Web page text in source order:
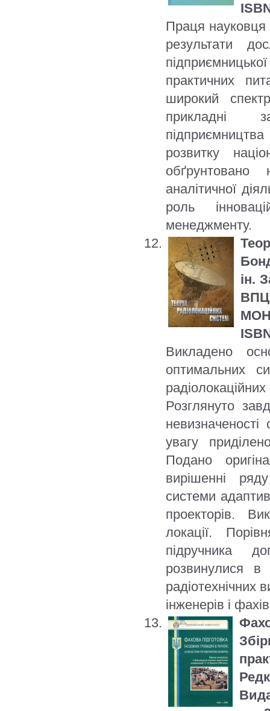
Праця науковця
результати
практичних
широкий
прикладні
розвитку
обґрунтовано
аналітичної
роль
менеджменту.
ін.
ВПЦ
МОН
Викладено
оптимальних
Розглянуто
невизначеності
увагу
Подано
вирішенні
системи
проекторів.
локації.
підручника
розвинулися в
радіотехнічних
інженерів і